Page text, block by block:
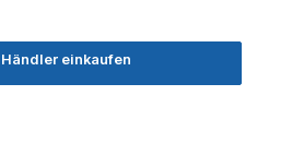
einkaufen